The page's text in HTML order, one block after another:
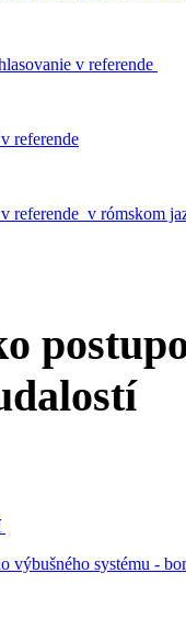
v referende
referende
referende v rómskom
výbušného systému -